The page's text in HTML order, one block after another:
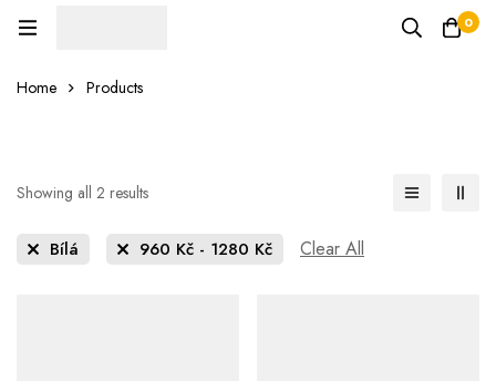
0
Home Products
Showing all 2 results
Bílá 960 Kč - 1280 Kč Clear All